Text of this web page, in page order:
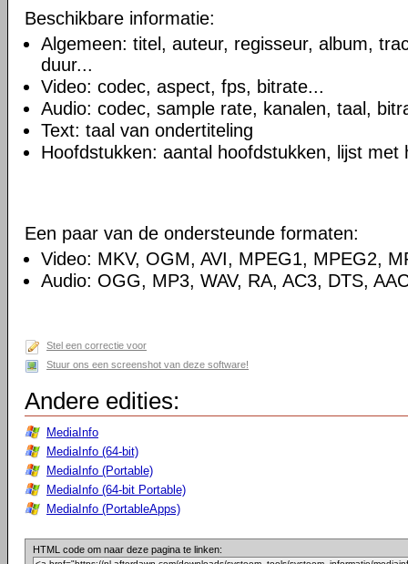
Beschikbare informatie:
Algemeen: titel, auteur, regisseur, album,
duur...
Video: codec, aspect, fps, bitrate...
Audio: codec, sample rate, kanalen, taal,
Text: taal van ondertiteling
Hoofdstukken: aantal hoofdstukken, lijst met
Een paar van de ondersteunde formaten:
Video: MKV, OGM, AVI, MPEG1, MPEG2,
Audio: OGG, MP3, WAV, RA, AC3, DTS,
Stel een correctie voor
Stuur ons een screenshot van deze software!
Andere edities:
MediaInfo
MediaInfo (64-bit)
MediaInfo (Portable)
MediaInfo (64-bit Portable)
MediaInfo (PortableApps)
HTML code om naar deze pagina te linken: